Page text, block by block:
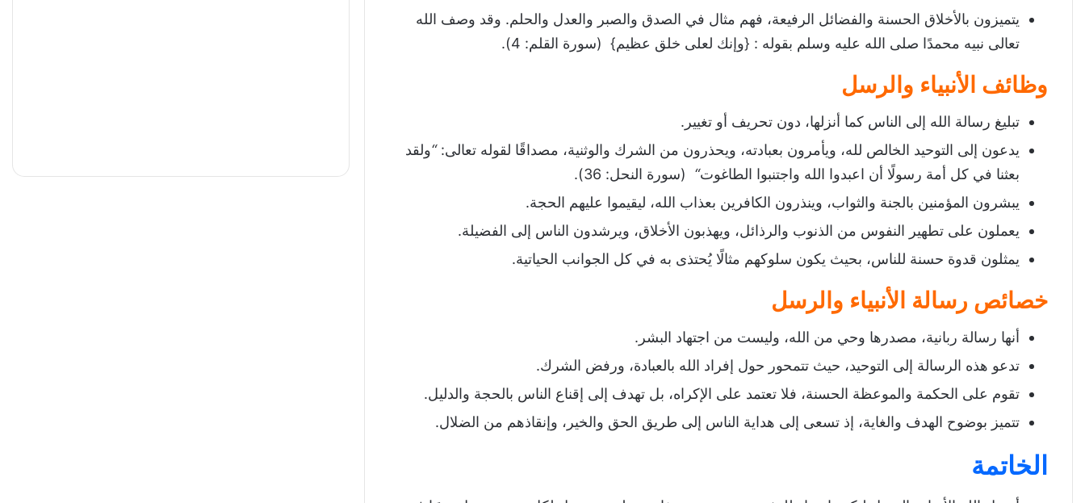
يتميزون بالأخلاق الحسنة والفضائل الرفيعة، فهم مثال في الصدق والصبر والعدل والحلم. وقد وصف الله
تعالى نبيه محمدًا صلى الله عليه وسلم بقوله : {وإنك لعلى خلق عظيم} (سورة القلم: 4).
وظائف الأنبياء والرسل
تبليغ رسالة الله إلى الناس كما أنزلها، دون تحريف أو تغيير.
يدعون إلى التوحيد الخالص لله، ويأمرون بعبادته، ويحذرون من الشرك والوثنية، مصداقًا لقوله تعالى:“ولقد
بعثنا في كل أمة رسولًا أن اعبدوا الله واجتنبوا الطاغوت“ (سورة النحل: 36).
يبشرون المؤمنين بالجنة والثواب، وينذرون الكافرين بعذاب الله، ليقيموا عليهم الحجة.
يعملون على تطهير النفوس من الذنوب والرذائل، ويهذبون الأخلاق، ويرشدون الناس إلى الفضيلة.
يمثلون قدوة حسنة للناس، بحيث يكون سلوكهم مثالًا يُحتذى به في كل الجوانب الحياتية.
خصائص رسالة الأنبياء والرسل
أنها رسالة ربانية، مصدرها وحي من الله، وليست من اجتهاد البشر.
تدعو هذه الرسالة إلى التوحيد، حيث تتمحور حول إفراد الله بالعبادة، ورفض الشرك.
تقوم على الحكمة والموعظة الحسنة، فلا تعتمد على الإكراه، بل تهدف إلى إقناع الناس بالحجة والدليل.
تتميز بوضوح الهدف والغاية، إذ تسعى إلى هداية الناس إلى طريق الحق والخير، وإنقاذهم من الضلال.
الخاتمة